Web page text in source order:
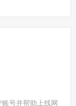
号并帮助上线网